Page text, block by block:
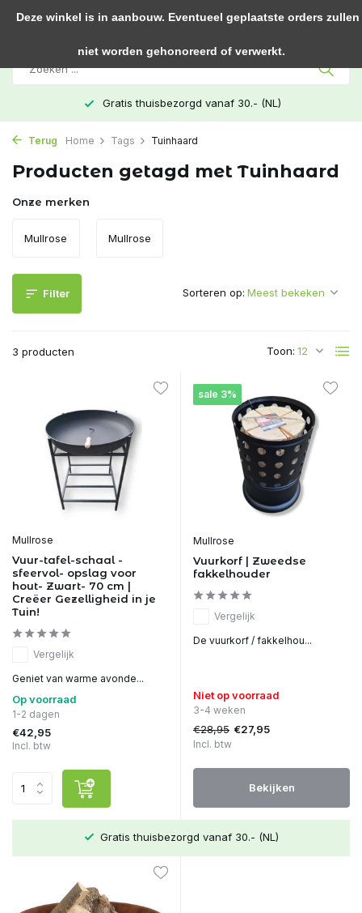
Gratis thuisbezorgd vanaf 30.- (NL)
Terug Home Tags Tuinhaard
Producten getagd met Tuinhaard
Onze merken
Mullrose Mullrose
Filter
3 producten Toon:
Sorteren op:
Mullrose
Vuur-tafel-schaal -
sfeervol- opslag voor
hout- Zwart- 70 cm |
Creëer Gezelligheid in je
Tuin!
Vergelijk
Geniet van warme avonde...
Op voorraad
1-2 dagen
€42,95
Incl. btw
sale 3%
Mullrose
Vuurkorf | Zweedse
fakkelhouder
Vergelijk
De vuurkorf / fakkelhou...
Niet op voorraad
3-4 weken
€28,95 €27,95
Incl. btw
Bekijken
Gratis thuisbezorgd vanaf 30.- (NL)
Deze winkel is in aanbouw. Eventueel geplaatste orders zullen
niet worden gehonoreerd of verwerkt.